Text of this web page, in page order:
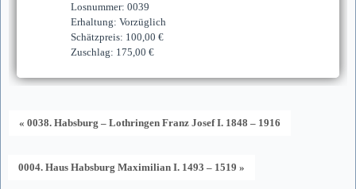
Losnummer: 0039
Erhaltung: Vorzüglich
Schätzpreis: 100,00 €
Zuschlag: 175,00 €
« 0038. Habsburg – Lothringen Franz Josef I. 1848 – 1916
0004. Haus Habsburg Maximilian I. 1493 – 1519 »